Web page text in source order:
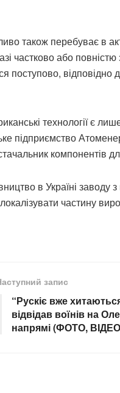
також перебуває в
частково або
поступово, відповідно
технології є
підприємство
компонентів
в Україні заводу
частину
запис
“Рускіє вже
відвідав воїнів на
напрямі (ФОТО,